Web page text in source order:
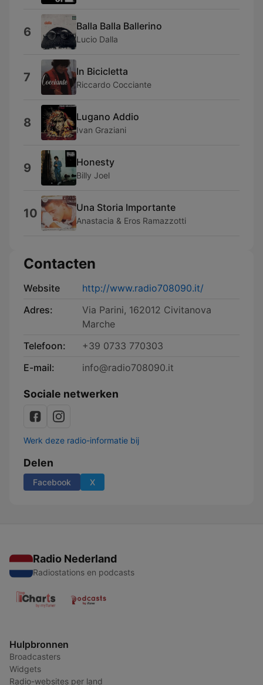
6 Balla Balla Ballerino
Lucio Dalla
7 In Bicicletta
Riccardo Cocciante
8 Lugano Addio
Ivan Graziani
9 Honesty
Billy Joel
10 Una Storia Importante
Anastacia & Eros Ramazzotti
Contacten
Website
http://www.radio708090.it/
Adres:
Via Parini, 162012 Civitanova
Marche
Telefoon:
+39 0733 770303
E-mail:
info@radio708090.it
Sociale netwerken
Werk deze radio-informatie bij
Delen
Facebook X
Radio Nederland
Radiostations en podcasts
Hulpbronnen
Broadcasters
Widgets
Radio-websites per land